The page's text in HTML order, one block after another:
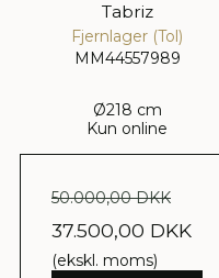
Tabriz
Fjernlager (Tol)
MM44557989
Ø218 cm
Kun online
50.000,00 DKK
37.500,00 DKK
(ekskl. moms)